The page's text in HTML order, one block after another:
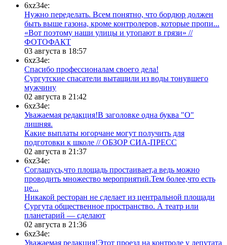
6xz34e:
Нужно переделать. Всем понятно, что бордюр должен
быть выше газона, кроме контролеров, которые пропи...
«Вот поэтому наши улицы и утопают в грязи» //
ФОТОФАКТ
03 августа в 18:57
6xz34e:
Спасибо профессионалам своего дела!
Сургутские спасатели вытащили из воды тонувшего
мужчину
02 августа в 21:42
6xz34e:
Уважаемая редакция!В заголовке одна буква "О"
лишняя.
Какие выплаты югорчане могут получить для
подготовки к школе // ОБЗОР СИА-ПРЕСС
02 августа в 21:37
6xz34e:
Соглашусь,что площадь простаивает,а ведь можно
проводить множество мероприятий.Тем более,что есть
це...
​Никакой ресторан не сделает из центральной площади
Сургута общественное пространство. А театр или
планетарий — сделают
02 августа в 21:36
6xz34e:
Уважаемая редакция!Этот проезд на контроле у депутата